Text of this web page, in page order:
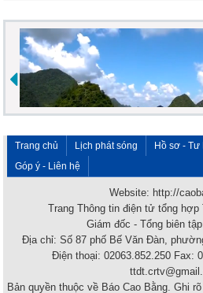
Trang chủ Lịch phát sóng Hồ sơ - Tư
Góp ý - Liên hệ
Website: http://
Trang Thông tin điện tử tổng hợp
Giám đốc - Tổng biên
Địa chỉ: Số 87 phố Bế Văn Đàn,
Điện thoại: 02063.852.250 Fax:
Bản quyền thuộc về Báo Cao Bằng. Ghi